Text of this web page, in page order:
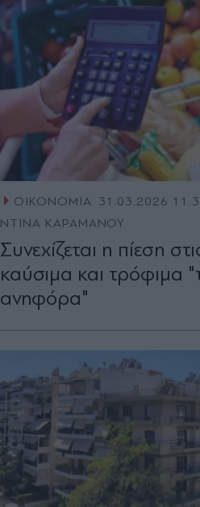
ΟΙΚΟΝΟΜΙΑ 31.03.2026
ΝΤΙΝΑ ΚΑΡΑΜΑΝΟΥ
Συνεχίζεται η πίεση
καύσιμα και τρόφιμα
ανηφόρα"